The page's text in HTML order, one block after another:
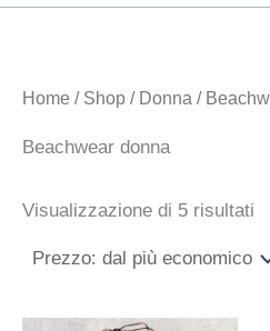
Home / Shop / Donna /
Beachwear donna
Visualizzazione di 5 risultati
Il